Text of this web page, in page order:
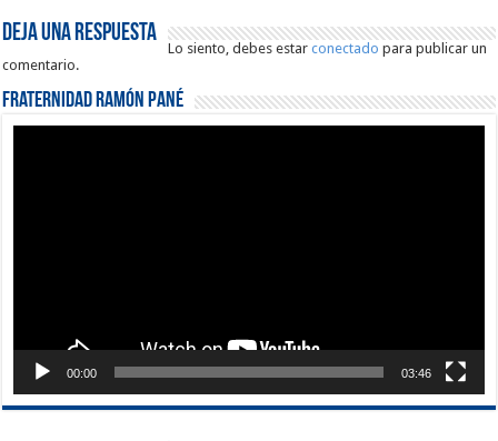
Deja una respuesta
Lo siento, debes estarconectado para publicar un
comentario.
Fraternidad Ramón Pané
00:00 03:46